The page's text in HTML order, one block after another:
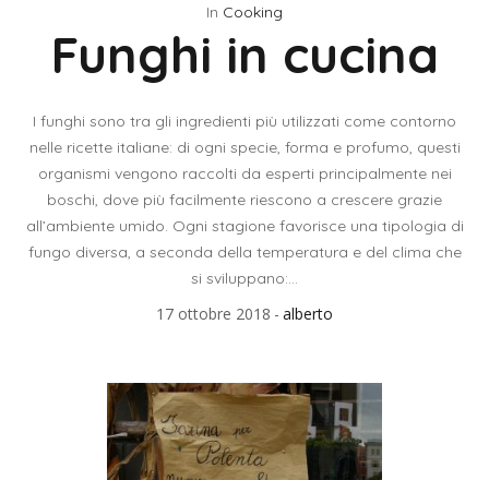
In Cooking
Funghi in cucina
I funghi sono tra gli ingredienti più utilizzati come contorno
nelle ricette italiane: di ogni specie, forma e profumo, questi
organismi vengono raccolti da esperti principalmente nei
boschi, dove più facilmente riescono a crescere grazie
all’ambiente umido. Ogni stagione favorisce una tipologia di
fungo diversa, a seconda della temperatura e del clima che
si sviluppano:...
17 ottobre 2018 alberto